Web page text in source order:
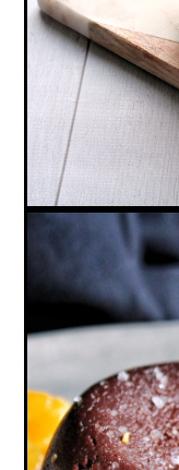
MOELLEUX
PRALINÉ